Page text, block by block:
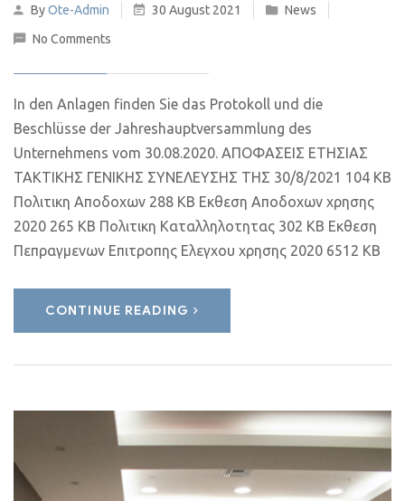
ByOte-Admin 30 August 2021
News
No Comments
In den Anlagen finden Sie das Protokoll und die
Beschlüsse der Jahreshauptversammlung des
Unternehmens vom 30.08.2020. ΑΠΟΦΑΣΕΙΣ ΕΤΗΣΙΑΣ
ΤΑΚΤΙΚΗΣ ΓΕΝΙΚΗΣ ΣΥΝΕΛΕΥΣΗΣ ΤΗΣ 30/8/2021 104 KB
Πολιτικη Αποδοχων 288 KB Εκθεση Αποδοχων χρησης
2020 265 KB Πολιτικη Καταλληλοτητας 302 KB Εκθεση
Πεπραγμενων Επιτροπης Ελεγχου χρησης 2020 6512 KB
CONTINUE READING